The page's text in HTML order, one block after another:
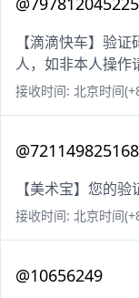
【滴滴快车】验
人，如非本人操作
接收时间: 北京时间
@721149825168
【美术宝】您的验
接收时间: 北京时间
@10656249